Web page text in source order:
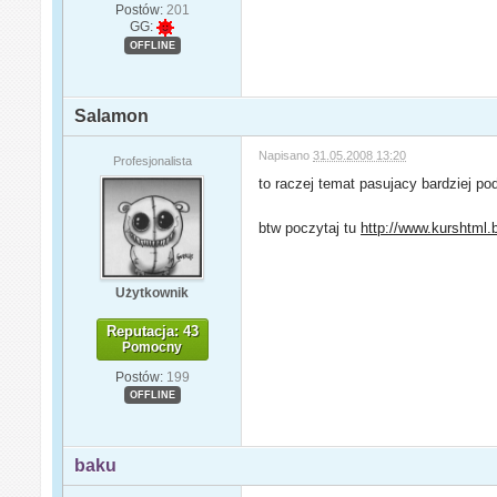
Postów: 201
GG:
OFFLINE
Salamon
Profesjonalista
Użytkownik
Reputacja: 43
Pomocny
Postów: 199
OFFLINE
Napisano31.05.2008 13:20
to raczej temat pasujacy bardziej
btw poczytaj tu http://
baku